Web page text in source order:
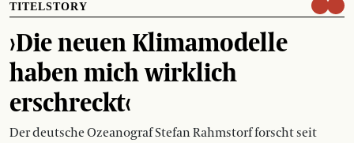
TITELSTORY
›Die neuen Klimamodelle
haben mich wirklich
erschreckt‹
Der deutsche Ozeanograf Stefan Rahmstorf forscht seit